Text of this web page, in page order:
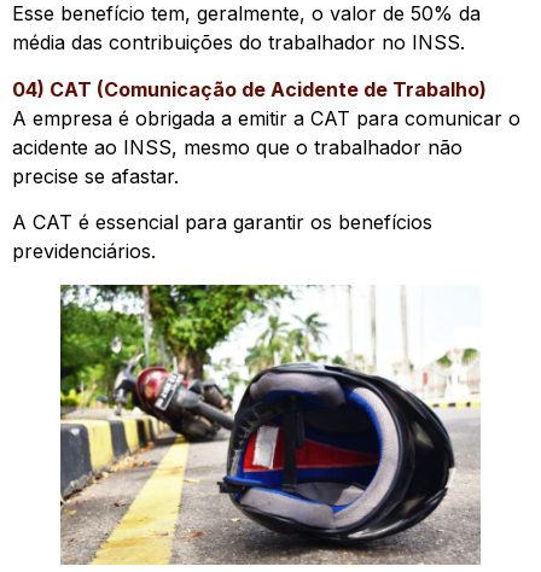
Esse benefício tem, geralmente, o valor de 50% da
média das contribuições do trabalhador no INSS.
04) CAT (Comunicação de Acidente de Trabalho)
A empresa é obrigada a emitir a CAT para comunicar o
acidente ao INSS, mesmo que o trabalhador não
precise se afastar.
A CAT é essencial para garantir os benefícios
previdenciários.